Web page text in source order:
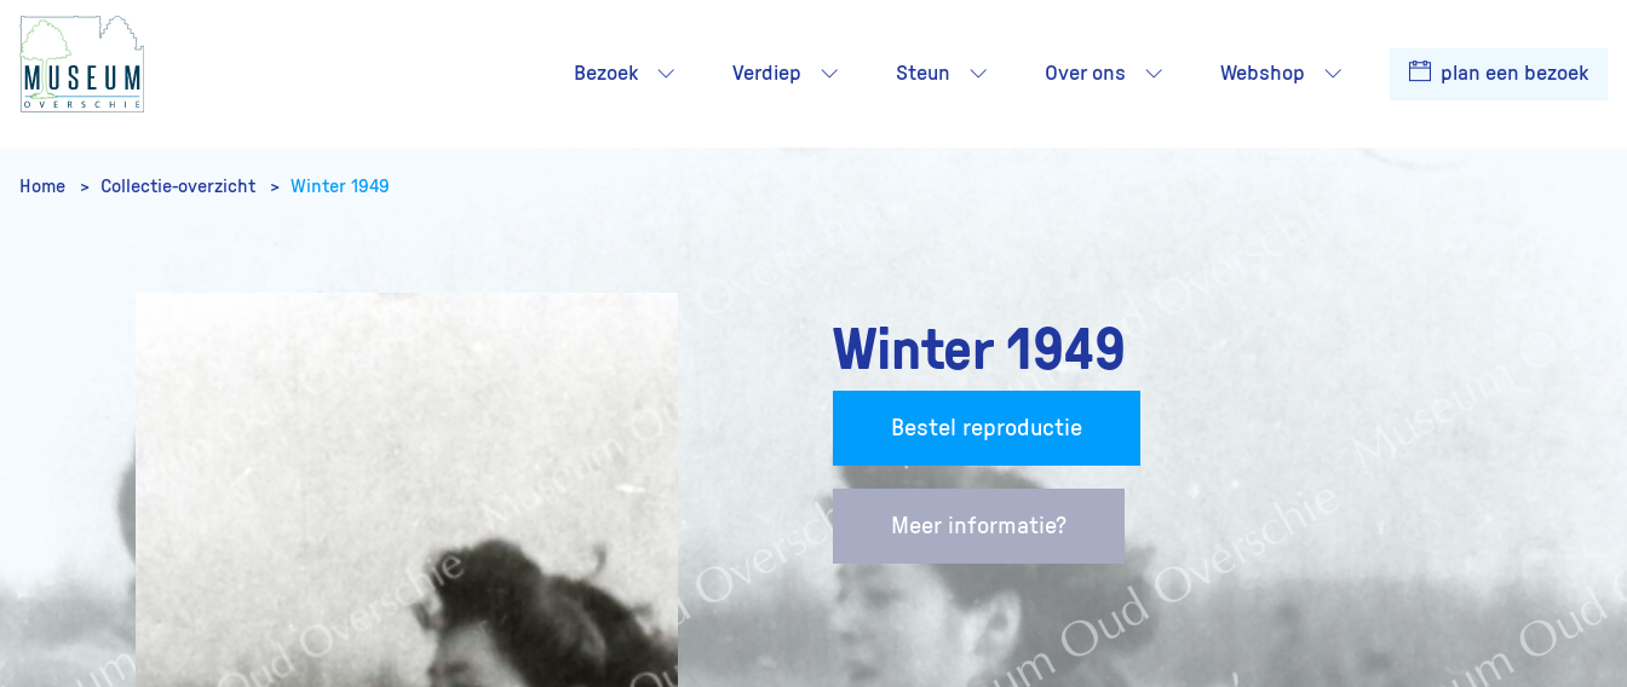
Bezoek Verdiep Steun Over ons Webshop plan een bezoek
Home Collectie-overzicht Winter 1949
Winter 1949
Bestel reproductie
Meer informatie?